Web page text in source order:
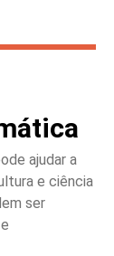
ajudar a
e ciência
ser